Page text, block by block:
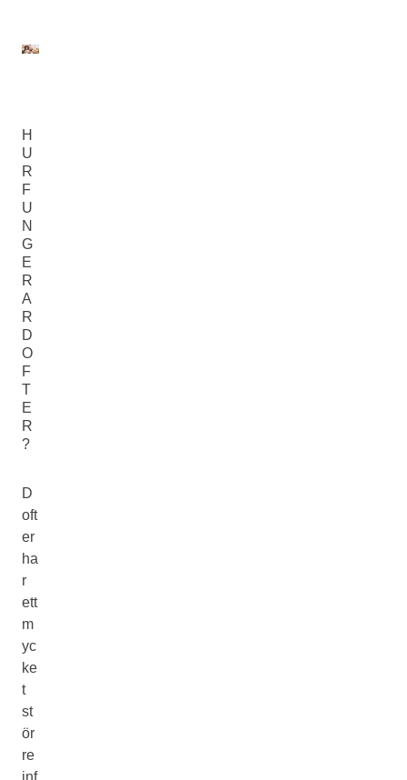
H
U
R
F
U
N
G
E
R
A
R
D
O
F
T
E
R
?
D
oft
er
ha
r
ett
m
yc
ke
t
st
ör
re
inf